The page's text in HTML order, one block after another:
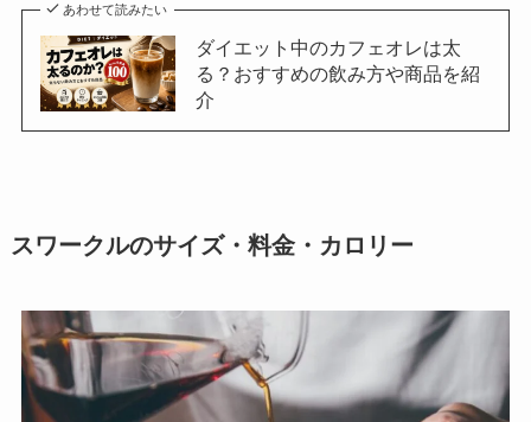
あわせて読みたい
ダイエット中のカフェオレは太
る？おすすめの飲み方や商品を紹
介
スワークルのサイズ・料金・カロリー